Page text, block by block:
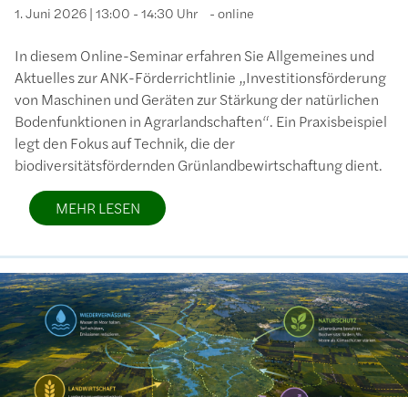
1. Juni 2026 | 13:00 - 14:30 Uhr online
In diesem Online-Seminar erfahren Sie Allgemeines und
Aktuelles zur ANK-Förderrichtlinie „Investitionsförderung
von Maschinen und Geräten zur Stärkung der natürlichen
Bodenfunktionen in Agrarlandschaften“. Ein Praxisbeispiel
legt den Fokus auf Technik, die der
biodiversitätsfördernden Grünlandbewirtschaftung dient.
MEHR LESEN
Bild